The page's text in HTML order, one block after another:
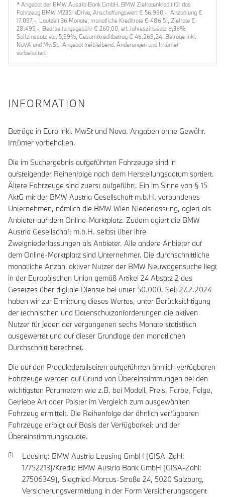
* Angebot der BMW Austria Bank GmbH. BMW Zielratenkredit für das
Fahrzeug BMW M235i xDrive, Anschaffungswert € 56.990,-, Anzahlung €
17.097,-, Laufzeit 36 Monate, monatliche Kreditrate € 486,51, Zielrate €
28.495,-, Bearbeitungsgebühr € 260,00, eff. Jahreszinssatz 6,36%,
Sollzinssatz var. 5,99%, Gesamtkreditbetrag € 46.269,24. Beträge inkl.
NoVA und MwSt.. Angebot freibleibend. Änderungen und Irrtümer
vorbehalten.
INFORMATION
Beträge in Euro inkl. MwSt und Nova. Angaben ohne Gewähr.
Irrtümer vorbehalten.
Die im Suchergebnis aufgeführten Fahrzeuge sind in
aufsteigender Reihenfolge nach dem Herstellungsdatum sortiert.
Ältere Fahrzeuge sind zuerst aufgeführt. Ein im Sinne von § 15
AktG mit der BMW Austria Gesellschaft m.b.H. verbundenes
Unternehmen, nämlich die BMW Wien Niederlassung, agiert als
Anbieter auf dem Online-Marktplatz. Zudem agiert die BMW
Austria Gesellschaft m.b.H. selbst über ihre
Zweigniederlassungen als Anbieter. Alle andere Anbieter auf
dem Online-Marktplatz sind Unternehmer. Die durchschnittliche
monatliche Anzahl aktiver Nutzer der BMW Neuwagensuche liegt
in der Europäischen Union gemäß Artikel 24 Absatz 2 des
Gesetzes über digitale Dienste bei unter 50.000. Seit 27.2.2024
haben wir zur Ermittlung dieses Wertes, unter Berücksichtigung
der technischen und Datenschutzanforderungen die aktiven
Nutzer für jeden der vergangenen sechs Monate statistisch
ausgewertet und auf dieser Grundlage den monatlichen
Durchschnitt berechnet.
Die auf den Produktdetailseiten aufgeführten ähnlich verfügbaren
Fahrzeuge werden auf Grund von Übereinstimmungen bei den
wichtigsten Parametern wie z.B. bei Modell, Preis, Farbe, Felge,
Getriebe Art oder Polster im Vergleich zum ausgewählten
Fahrzeug ermittelt. Die Reihenfolge der ähnlich verfügbaren
Fahrzeuge erfolgt auf Basis der Verfügbarkeit und der
Übereinstimmungsquote.
Leasing: BMW Austria Leasing GmbH (GISA-Zahl:
17752213)/Kredit: BMW Austria Bank GmbH (GISA-Zahl:
27506349), Siegfried-Marcus-Straße 24, 5020 Salzburg,
Versicherungsvermittlung in der Form Versicherungsagent